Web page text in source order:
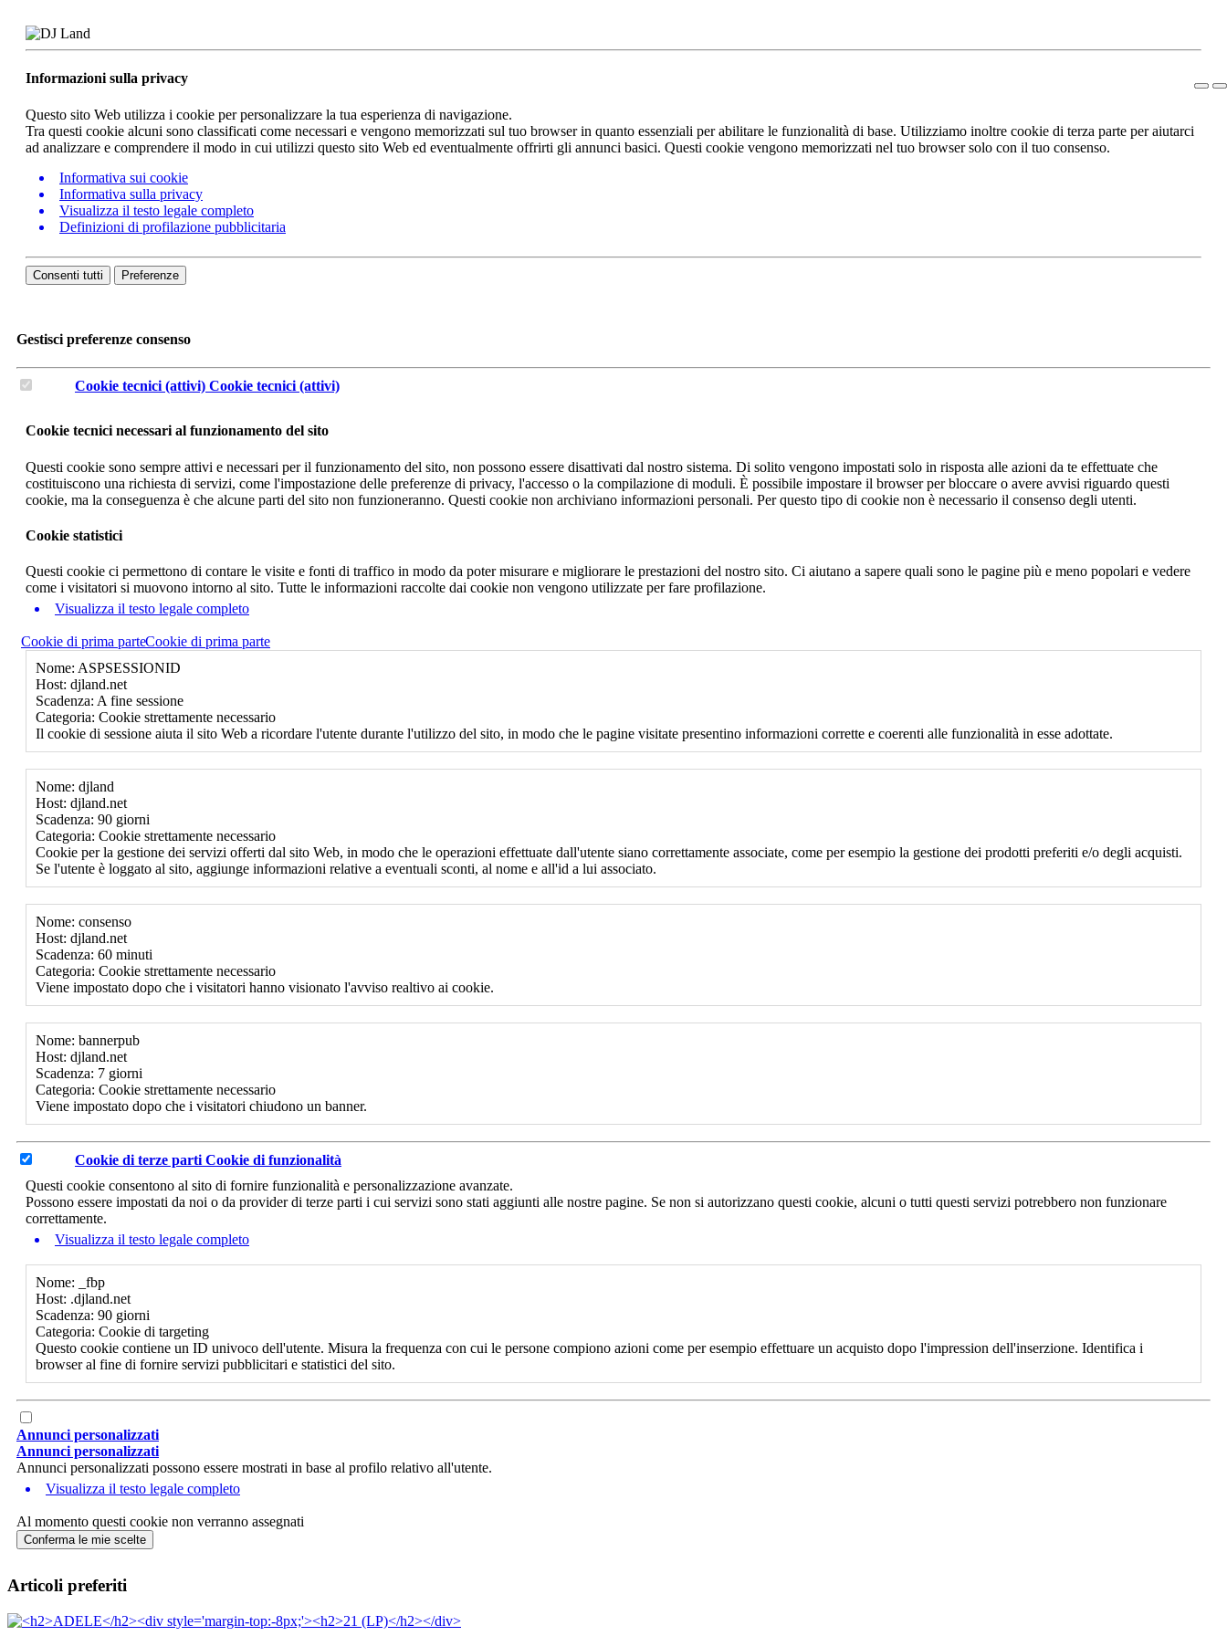
Informazioni sulla privacy
Questo sito Web utilizza i cookie per personalizzare la tua esperienza di navigazione.
Tra questi cookie alcuni sono classificati come necessari e vengono memorizzati sul tuo browser in quanto essenziali per abilitare le funzionalità di base. Utilizziamo inoltre cookie di terza parte per aiutarci
ad analizzare e comprendere il modo in cui utilizzi questo sito Web ed eventualmente offrirti gli annunci basici. Questi cookie vengono memorizzati nel tuo browser solo con il tuo consenso.
Informativa sui cookie
Informativa sulla privacy
Visualizza il testo legale completo
Definizioni di profilazione pubblicitaria
Consenti tutti Preferenze
Gestisci preferenze consenso
Cookie tecnici (attivi) Cookie tecnici (attivi)
Cookie tecnici necessari al funzionamento del sito
Questi cookie sono sempre attivi e necessari per il funzionamento del sito, non possono essere disattivati dal nostro sistema. Di solito vengono impostati solo in risposta alle azioni da te effettuate che
costituiscono una richiesta di servizi, come l'impostazione delle preferenze di privacy, l'accesso o la compilazione di moduli. È possibile impostare il browser per bloccare o avere avvisi riguardo questi
cookie, ma la conseguenza è che alcune parti del sito non funzioneranno. Questi cookie non archiviano informazioni personali. Per questo tipo di cookie non è necessario il consenso degli utenti.
Cookie statistici
Questi cookie ci permettono di contare le visite e fonti di traffico in modo da poter misurare e migliorare le prestazioni del nostro sito. Ci aiutano a sapere quali sono le pagine più e meno popolari e vedere
come i visitatori si muovono intorno al sito. Tutte le informazioni raccolte dai cookie non vengono utilizzate per fare profilazione.
Visualizza il testo legale completo
Cookie di prima parteCookie di prima parte
Nome: ASPSESSIONID
Host: djland.net
Scadenza: A fine sessione
Categoria: Cookie strettamente necessario
Il cookie di sessione aiuta il sito Web a ricordare l'utente durante l'utilizzo del sito, in modo che le pagine visitate presentino informazioni corrette e coerenti alle funzionalità in esse adottate.
Nome: djland
Host: djland.net
Scadenza: 90 giorni
Categoria: Cookie strettamente necessario
Cookie per la gestione dei servizi offerti dal sito Web, in modo che le operazioni effettuate dall'utente siano correttamente associate, come per esempio la gestione dei prodotti preferiti e/o degli acquisti.
Se l'utente è loggato al sito, aggiunge informazioni relative a eventuali sconti, al nome e all'id a lui associato.
Nome: consenso
Host: djland.net
Scadenza: 60 minuti
Categoria: Cookie strettamente necessario
Viene impostato dopo che i visitatori hanno visionato l'avviso realtivo ai cookie.
Nome: bannerpub
Host: djland.net
Scadenza: 7 giorni
Categoria: Cookie strettamente necessario
Viene impostato dopo che i visitatori chiudono un banner.
Cookie di terze parti Cookie di funzionalità
Questi cookie consentono al sito di fornire funzionalità e personalizzazione avanzate.
Possono essere impostati da noi o da provider di terze parti i cui servizi sono stati aggiunti alle nostre pagine. Se non si autorizzano questi cookie, alcuni o tutti questi servizi potrebbero non funzionare
correttamente.
Visualizza il testo legale completo
Nome: _fbp
Host: .djland.net
Scadenza: 90 giorni
Categoria: Cookie di targeting
Questo cookie contiene un ID univoco dell'utente. Misura la frequenza con cui le persone compiono azioni come per esempio effettuare un acquisto dopo l'impression dell'inserzione. Identifica i
browser al fine di fornire servizi pubblicitari e statistici del sito.
Annunci personalizzati
Annunci personalizzati
Annunci personalizzati possono essere mostrati in base al profilo relativo all'utente.
Visualizza il testo legale completo
Al momento questi cookie non verranno assegnati
Conferma le mie scelte
Articoli preferiti